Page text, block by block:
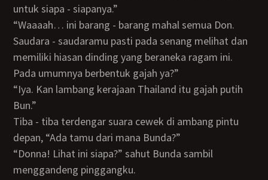
untuk siapa - siapanya.”
“Waaaah… ini barang - barang mahal semua Don.
Saudara - saudaramu pasti pada senang melihat dan
memiliki hiasan dinding yang beraneka ragam ini.
Pada umumnya berbentuk gajah ya?”
“Iya. Kan lambang kerajaan Thailand itu gajah putih
Bun.”
Tiba - tiba terdengar suara cewek di ambang pintu
depan, “Ada tamu dari mana Bunda?”
“Donna! Lihat ini siapa?” sahut Bunda sambil
menggandeng pinggangku.